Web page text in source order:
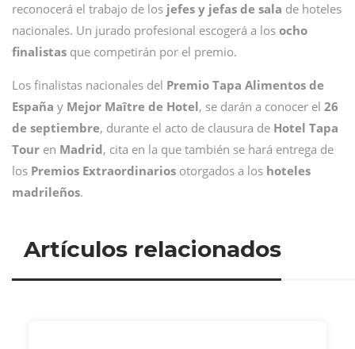
reconocerá el trabajo de los jefes y jefas de sala de hoteles
nacionales. Un jurado profesional escogerá a los ocho
finalistas que competirán por el premio.
Los finalistas nacionales del Premio Tapa Alimentos de
España y Mejor Maître de Hotel, se darán a conocer el 26
de septiembre, durante el acto de clausura de Hotel Tapa
Tour en Madrid, cita en la que también se hará entrega de
los Premios Extraordinarios otorgados a los hoteles
madrileños.
Artículos relacionados